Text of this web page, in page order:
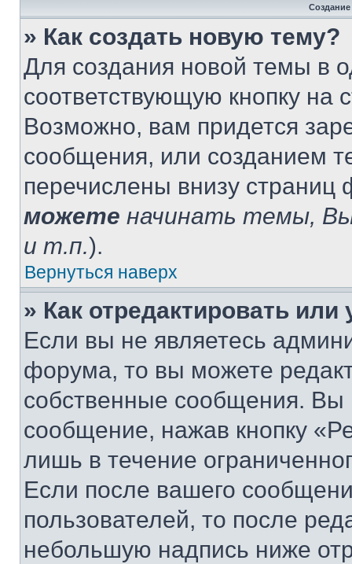
» Как создать новую тему?
Для создания новой темы в
соответствующую кнопку
Возможно, вам придется
сообщения, или созданием
перечислены внизу
можете начинать темы,
и т.п.).
Вернуться наверх
» Как отредактировать
Если вы не являетесь
форума, то вы можете
собственные сообщения. Вы
сообщение, нажав кнопку
лишь в течение
Если после вашего
пользователей, то после
небольшую надпись ниже